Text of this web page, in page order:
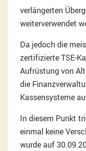
verlängerten
weiterverwendet
Da jedoch die
zertifizierte TSE-
Aufrüstung von
die
Kassensysteme
In diesem Punkt
einmal keine
wurde auf